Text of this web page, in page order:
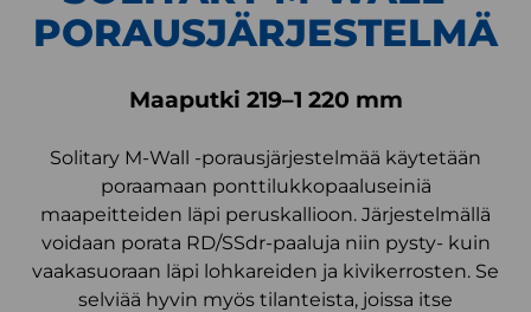
PORAUS­JÄRJESTELMÄ
Maaputki 219–1 220 mm
Solitary M-Wall -porausjärjestelmää käytetään
poraamaan ponttilukkopaaluseiniä
maapeitteiden läpi peruskallioon. Järjestelmällä
voidaan porata RD/SSdr-paaluja niin pysty- kuin
vaakasuoraan läpi lohkareiden ja kivikerrosten. Se
selviää hyvin myös tilanteista, joissa itse